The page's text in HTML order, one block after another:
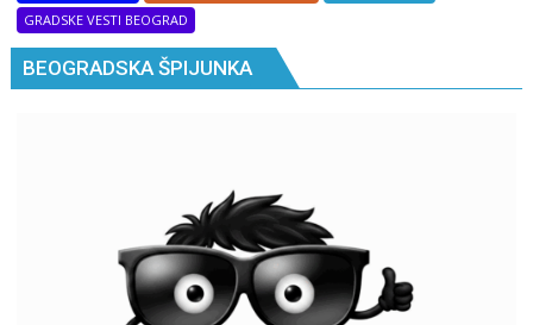
GRADSKE VESTI BEOGRAD
BEOGRADSKA ŠPIJUNKA